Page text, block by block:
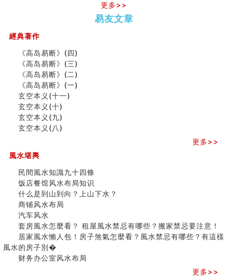
同年同月同日同时同地生命运为何却完全不同？
商舖大門的風水原則 (上)
玄空本义(十一)
家居常見風水形煞及化解方法 (三)
天要下雨娘要嫁人
预测开店怎么样
口相與命運
六爻測住宅風水 (五)
一篇文章解答八字命理所有困惑
汽车风水
姓名字义玄机藏凶吉
四墓库真诠
套房風水怎麼看？ 租屋風水禁忌有哪些？搬家禁忌要注
精选1500个五行属金的字
玄空本义(九)
八字十神与坐基关系详解
精选1000个五行属土的字
人的面相看财运
玄空本义(八)
六爻算卦：测腹中胎儿是男是女
中國改革開放總設計師鄧小平命造 (名人八字淺析八）
二0
二
六
(马)
二
生
肖
运
程
(兔
龙
蛇)
二0
二
六
(马)
二
生
肖
运
程
(鼠
牛
虎)
二○
二
六
(马)
生
肖
运
程
狗
猪)
二○
生
肖
运
羊
猴)
势概述
（下）
势概述
（上）
風
法
(一)
(
更多>>
易友文章
經典著作
《高岛易断》(四)
《高岛易断》(三)
《高岛易断》(二)
《高岛易断》(一)
玄空本义(十一)
玄空本义(十)
玄空本义(九)
玄空本义(八)
更多>>
風水堪輿
民間風水知識九十四條
饭店餐馆风水布局知识
什么是到山到向？上山下水？
商铺风水布局
汽车风水
套房風水怎麼看？ 租屋風水禁忌有哪些？搬家禁忌要注意！
居家風水懶人包！房子煞氣怎麼看？風水禁忌有哪些？有這樣
風水的房子別�
财务办公室风水布局
更多>>